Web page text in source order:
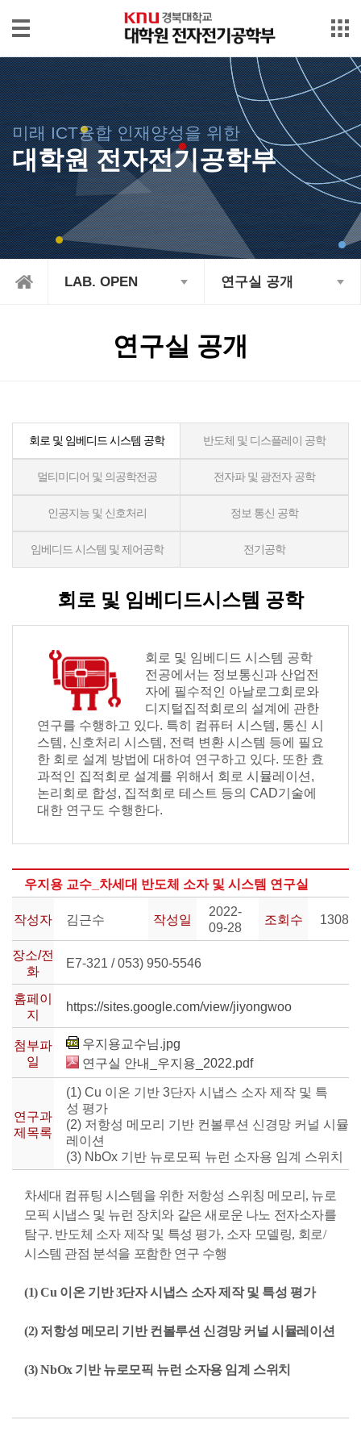
대
학
원
소
개
입
학/
장
학
연
구/
학
미래 ICT융합 인재양성을 위한
대학원 전자전기공학부
LAB. OPEN 연구실 공개
연구실 공개
회로 및 임베디드 시스템 공학 반도체 및 디스플레이 공학
멀티미디어 및 의공학전공 전자파 및 광전자 공학
인공지능 및 신호처리 정보 통신 공학
임베디드 시스템 및 제어공학 전기공학
회로 및 임베디드시스템 공학
회로 및 임베디드 시스템 공학
전공에서는 정보통신과 산업전
자에 필수적인 아날로그회로와
디지털집적회로의 설계에 관한
연구를 수행하고 있다. 특히 컴퓨터 시스템, 통신 시
스템, 신호처리 시스템, 전력 변환 시스템 등에 필요
한 회로 설계 방법에 대하여 연구하고 있다. 또한 효
과적인 집적회로 설계를 위해서 회로 시뮬레이션,
논리회로 합성, 집적회로 테스트 등의 CAD기술에
대한 연구도 수행한다.
우지용 교수_차세대 반도체 소자 및 시스템 연구실
작성자 김근수 작성일
2022-
09-28
조회수 1308
장소/전
화
E7-321 / 053) 950-5546
홈페이
지
https://sites.google.com/view/jiyongwoo
첨부파
일
우지용교수님.jpg
연구실 안내_우지용_2022.pdf
연구과
제목록
(1) Cu 이온 기반 3단자 시냅스 소자 제작 및 특
성 평가
(2) 저항성 메모리 기반 컨볼루션 신경망 커널 시뮬
레이션
(3) NbOx 기반 뉴로모픽 뉴런 소자용 임계 스위치
차세대 컴퓨팅 시스템을 위한 저항성 스위칭 메모리, 뉴로
모픽 시냅스 및 뉴런 장치와 같은 새로운 나노 전자소자를
탐구. 반도체 소자 제작 및 특성 평가, 소자 모델링, 회로/
시스템 관점 분석을 포함한 연구 수행
(1) Cu 이온 기반 3단자 시냅스 소자 제작 및 특성 평가
(2) 저항성 메모리 기반 컨볼루션 신경망 커널 시뮬레이션
(3) NbOx 기반 뉴로모픽 뉴런 소자용 임계 스위치